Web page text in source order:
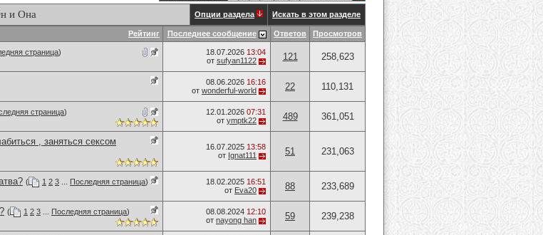
и Она Опции раздела Искать в этом разделе
Рейтинг Последнее сообщение Ответов Просмотров
страница)
18.07.2026 13:04
от sufyan1122 121 258,623
08.06.2026 16:16
от wonderful-world 22 110,131
страница)
12.01.2026 07:31
от ymptk22 489 361,051
, заняться сексом 16.07.2025 13:58
от Ignat111 51 231,063
( 1 2 3 Последняя страница)
18.02.2025 16:51
от Eva20 88 233,689
( 1 2 3 Последняя страница)
08.08.2024 12:10
от nayong han 59 239,238